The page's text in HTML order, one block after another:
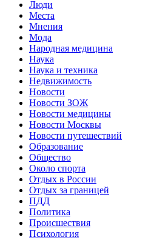
Люди
Места
Мнения
Мода
Народная медицина
Наука
Наука и техника
Недвижимость
Новости
Новости ЗОЖ
Новости медицины
Новости Москвы
Новости путешествий
Образование
Общество
Около спорта
Отдых в России
Отдых за границей
ПДД
Политика
Происшествия
Психология